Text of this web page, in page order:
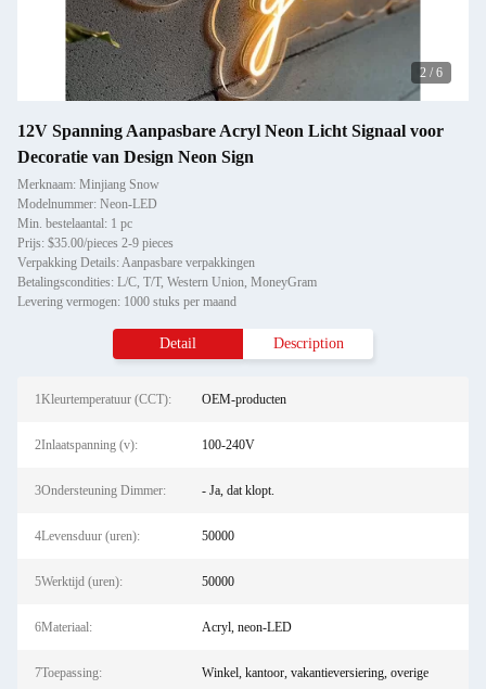
2 / 6
12V Spanning Aanpasbare Acryl Neon Licht Signaal voor
Decoratie van Design Neon Sign
Merknaam: Minjiang Snow
Modelnummer: Neon-LED
Min. bestelaantal: 1 pc
Prijs: $35.00/pieces 2-9 pieces
Verpakking Details: Aanpasbare verpakkingen
Betalingscondities: L/C, T/T, Western Union, MoneyGram
Levering vermogen: 1000 stuks per maand
Detail Description
1Kleurtemperatuur (CCT): OEM-producten
2Inlaatspanning (v): 100-240V
3Ondersteuning Dimmer: - Ja, dat klopt.
4Levensduur (uren): 50000
5Werktijd (uren): 50000
6Materiaal: Acryl, neon-LED
7Toepassing: Winkel, kantoor, vakantieversiering, overige